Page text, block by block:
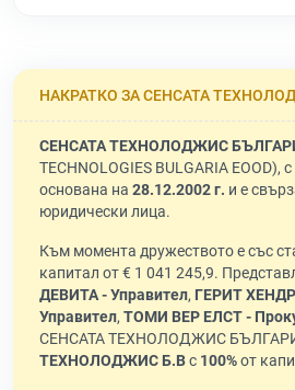
НАКРАТКО ЗА СЕНСАТА
СЕНСАТА ТЕХНОЛОДЖИС
TECHNOLOGIES BULGARIA EOOD),
основана на 28.12.2002 г. и е
юридически лица.
Към момента дружеството е със
капитал от € 1 041 245,9.
ДЕВИТА - Управител, ГЕРИТ
Управител, ТОМИ ВЕР ЕЛСТ -
СЕНСАТА ТЕХНОЛОДЖИС
ТЕХНОЛОДЖИС Б.Вс 100%от